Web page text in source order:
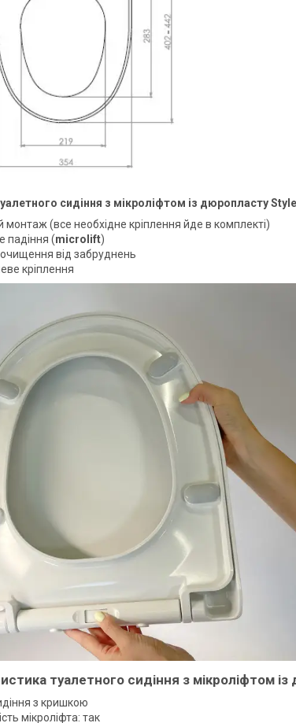
сидіння з мікроліфтом із дюропласту
монтаж (все необхідне кріплення йде в комплекті)
падіння (microlift)
від забруднень
кріплення
туалетного сидіння з мікроліфтом
з кришкою
мікроліфта: так